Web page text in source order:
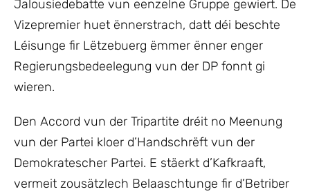
Jalousiedebatte vun eenzelne Gruppe gewiert. De
Vizepremier huet ënnerstrach, datt déi beschte
Léisunge fir Lëtzebuerg ëmmer ënner enger
Regierungsbedeelegung vun der DP fonnt gi
wieren.
Den Accord vun der Tripartite dréit no Meenung
vun der Partei kloer d’Handschrëft vun der
Demokratescher Partei. E stäerkt d’Kafkraaft,
vermeit zousätzlech Belaaschtunge fir d’Betriber